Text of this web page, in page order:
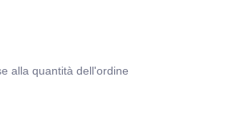
alla quantità dell'ordine